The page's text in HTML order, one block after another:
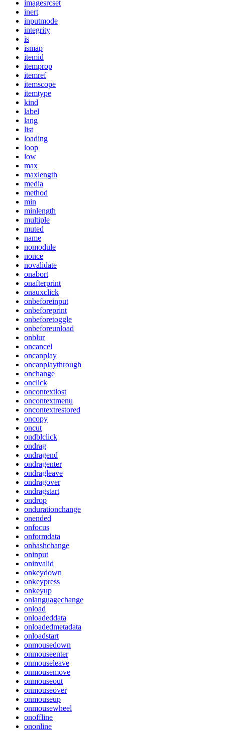
imagesrcset
inert
inputmode
integrity
is
ismap
itemid
itemprop
itemref
itemscope
itemtype
kind
label
lang
list
loading
loop
low
max
maxlength
media
method
min
minlength
multiple
muted
name
nomodule
nonce
novalidate
onabort
onafterprint
onauxclick
onbeforeinput
onbeforeprint
onbeforetoggle
onbeforeunload
onblur
oncancel
oncanplay
oncanplaythrough
onchange
onclick
oncontextlost
oncontextmenu
oncontextrestored
oncopy
oncut
ondblclick
ondrag
ondragend
ondragenter
ondragleave
ondragover
ondragstart
ondrop
ondurationchange
onended
onfocus
onformdata
onhashchange
oninput
oninvalid
onkeydown
onkeypress
onkeyup
onlanguagechange
onload
onloadeddata
onloadedmetadata
onloadstart
onmousedown
onmouseenter
onmouseleave
onmousemove
onmouseout
onmouseover
onmouseup
onmousewheel
onoffline
ononline